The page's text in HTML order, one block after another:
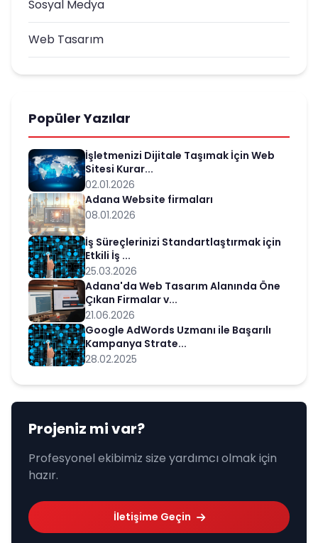
Sosyal Medya
Web Tasarım
Popüler Yazılar
İşletmenizi Dijitale Taşımak İçin Web
Sitesi Kurar...
02.01.2026
Adana Website firmaları
08.01.2026
İş Süreçlerinizi Standartlaştırmak için
Etkili İş ...
25.03.2026
Adana'da Web Tasarım Alanında Öne
Çıkan Firmalar v...
21.06.2026
Google AdWords Uzmanı ile Başarılı
Kampanya Strate...
28.02.2025
Projeniz mi var?
Profesyonel ekibimiz size yardımcı olmak için
hazır.
İletişime Geçin